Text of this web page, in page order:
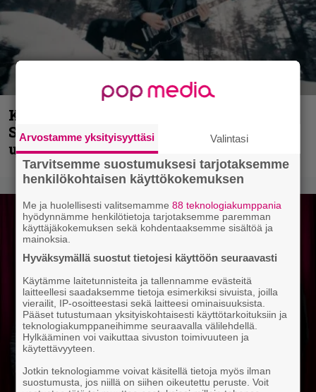
Kunnianosoitus hyiselle Pohjolalle –
Shining hyppäsi keskelle kinoksia
uudella videollaan
Arvostamme yksityisyyttäsi Valintasi
Tarvitsemme suostumuksesi tarjotaksemme
henkilökohtaisen käyttökokemuksen
Me ja huolellisesti valitsemamme88 teknologiakumppania
hyödynnämme henkilötietoja tarjotaksemme paremman
käyttäjäkokemuksen sekä kohdentaaksemme sisältöä ja
mainoksia.
Hyväksymällä suostut tietojesi käyttöön seuraavasti
Käytämme laitetunnisteita ja tallennamme evästeitä
laitteellesi saadaksemme tietoja esimerkiksi sivuista, joilla
vierailit, IP-osoitteestasi sekä laitteesi ominaisuuksista.
Pääset tutustumaan yksityiskohtaisesti käyttötarkoituksiin ja
teknologiakumppaneihimme seuraavalla välilehdellä.
Hylkääminen voi vaikuttaa sivuston toimivuuteen ja
käytettävyyteen.
Jotkin teknologiamme voivat käsitellä tietoja myös ilman
suostumusta, jos niillä on siihen oikeutettu peruste. Voit